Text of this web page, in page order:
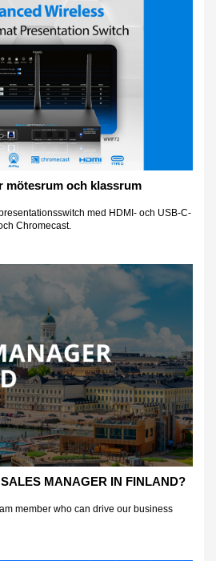
mötesrum och klassrum
med HDMI- och USB-C-
Chromecast.
MANAGER IN FINLAND?
member who can drive our business